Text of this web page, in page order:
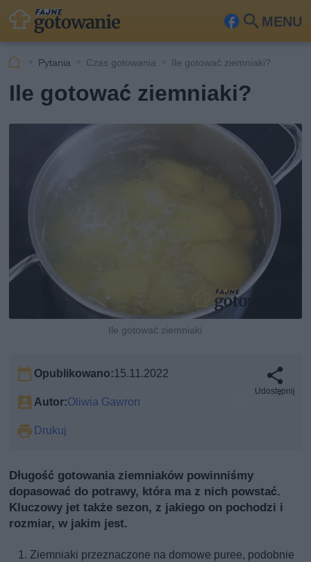
MENU
Fa
ook
Szu
kaj
Pytania Czas gotowania Ile gotować ziemniaki?
Ile gotować ziemniaki?
Ile gotować ziemniaki
Opublikowano:15.11.2022
Autor:Oliwia Gawron
Drukuj
Udostępnij
Długość gotowania ziemniaków powinniśmy
dopasować do potrawy, która ma z nich powstać.
Kluczowy jet także sezon, z jakiego on pochodzi i
rozmiar, w jakim jest.
Ziemniaki przeznaczone na domowe puree, podobnie